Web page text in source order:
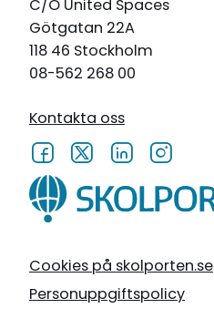
Cookies på skolporten.se
Personuppgiftspolicy
C/O United Spaces
Götgatan 22A
118 46 Stockholm
08-562 268 00
Kontakta oss